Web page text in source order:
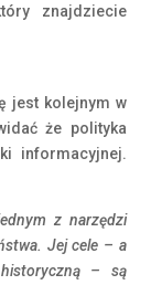
znajdziecie
jest kolejnym w
że polityka
informacyjnej.
z narzędzi
Jej cele – a
– są